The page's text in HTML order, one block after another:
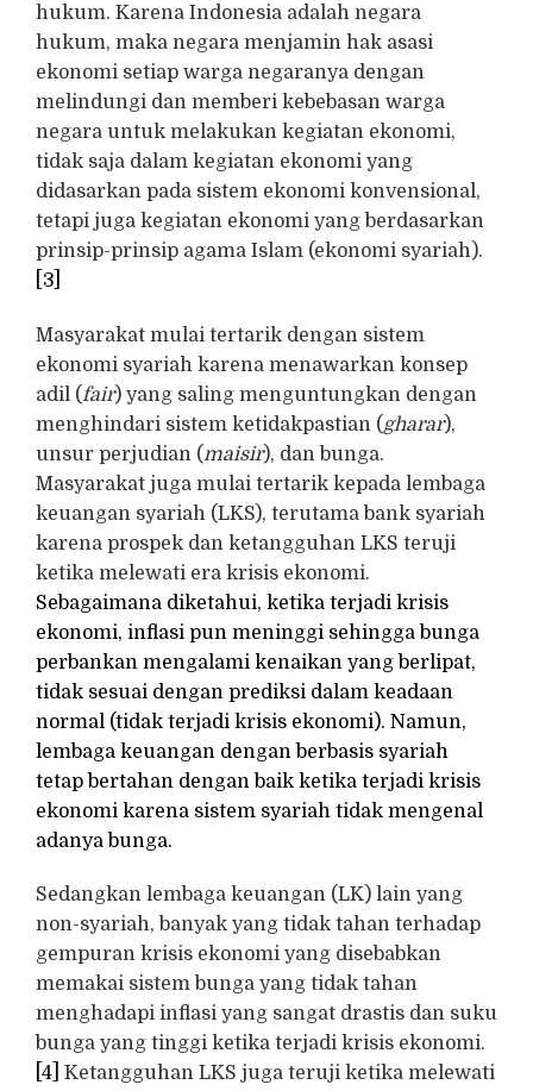
hukum. Karena Indonesia adalah negara
hukum, maka negara menjamin hak asasi
ekonomi setiap warga negaranya dengan
melindungi dan memberi kebebasan warga
negara untuk melakukan kegiatan ekonomi,
tidak saja dalam kegiatan ekonomi yang
didasarkan pada sistem ekonomi konvensional,
tetapi juga kegiatan ekonomi yang berdasarkan
prinsip-prinsip agama Islam (ekonomi syariah).
[3]
Masyarakat mulai tertarik dengan sistem
ekonomi syariah karena menawarkan konsep
adil (fair) yang saling menguntungkan dengan
menghindari sistem ketidakpastian (gharar),
unsur perjudian (maisir), dan bunga.
Masyarakat juga mulai tertarik kepada lembaga
keuangan syariah (LKS), terutama bank syariah
karena prospek dan ketangguhan LKS teruji
ketika melewati era krisis ekonomi.
Sebagaimana diketahui, ketika terjadi krisis
ekonomi, inflasi pun meninggi sehingga bunga
perbankan mengalami kenaikan yang berlipat,
tidak sesuai dengan prediksi dalam keadaan
normal (tidak terjadi krisis ekonomi). Namun,
lembaga keuangan dengan berbasis syariah
tetap bertahan dengan baik ketika terjadi krisis
ekonomi karena sistem syariah tidak mengenal
adanya bunga.
Sedangkan lembaga keuangan (LK) lain yang
non-syariah, banyak yang tidak tahan terhadap
gempuran krisis ekonomi yang disebabkan
memakai sistem bunga yang tidak tahan
menghadapi inflasi yang sangat drastis dan suku
bunga yang tinggi ketika terjadi krisis ekonomi.
[4] Ketangguhan LKS juga teruji ketika melewati